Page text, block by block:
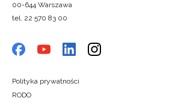
00-644 Warszawa
tel. 22 570 83 00
Polityka prywatności
RODO